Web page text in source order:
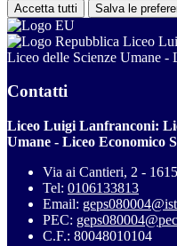
Accetta tutti Salva le
Liceo
Liceo delle Scienze Umane -
Contatti
Liceo Luigi Lanfranconi:
Umane - Liceo Economico
Via ai Cantieri, 2 -
Tel: 0106133813
Email:
PEC:
C.F.: 80048010104